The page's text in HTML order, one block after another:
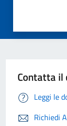
Contatta il
Leggi le
Richiedi